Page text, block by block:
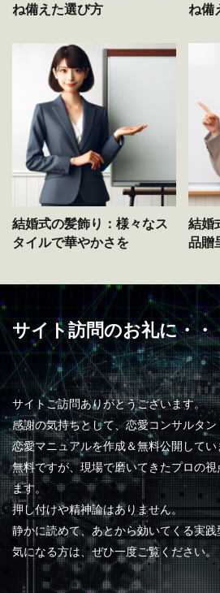
ね備えた選び方
ね備
結婚式の髪飾り：様々なス
タイルで華やかさを
結婚
品贈
サイト訪問のお礼に・・
サイトご訪問ありがとうございます。
感謝の気持ちとして、恋愛コンサルタン
恋愛マニュアルを作成＆無料公開してい
無料ですが、現場で磨いてきたプロの
ます。
押し付けや精神論はありません。
静かに読めて、あとから効いてくる実践
気になる方は、ぜひ一度ご覧ください。